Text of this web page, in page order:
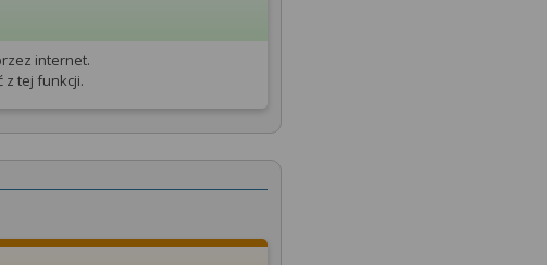
internet.
z tej funkcji.